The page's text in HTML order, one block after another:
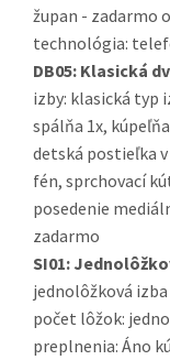
župan - zadarmo
technológia:
DB05: Klasická
izby: klasická typ
spálňa 1x,
detská postieľka
fén, sprchovací
posedenie
zadarmo
SI01:
jednolôžková
počet lôžok:
preplnenia: Áno